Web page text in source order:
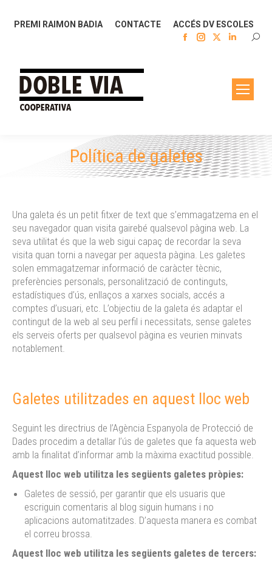
PREMI RAIMON BADIA CONTACTE ACCÉS DV ESCOLES
Facebook
Instagram
window
new
window
Linkedin
in
new
window
Política de galetes
You are here:
Una galeta és un petit fitxer de text que s’emmagatzema en el
seu navegador quan visita gairebé qualsevol pàgina web. La
seva utilitat és que la web sigui capaç de recordar la seva
visita quan torni a navegar per aquesta pàgina. Les galetes
solen emmagatzemar informació de caràcter tècnic,
preferències personals, personalització de continguts,
estadístiques d’ús, enllaços a xarxes socials, accés a
comptes d’usuari, etc. L’objectiu de la galeta és adaptar el
contingut de la web al seu perfil i necessitats, sense galetes
els serveis oferts per qualsevol pàgina es veurien minvats
notablement.
Galetes utilitzades en aquest lloc web
Seguint les directrius de l’Agència Espanyola de Protecció de
Dades procedim a detallar l’ús de galetes que fa aquesta web
amb la finalitat d’informar amb la màxima exactitud possible.
Aquest lloc web utilitza les següents galetes pròpies:
Galetes de sessió, per garantir que els usuaris que
escriguin comentaris al blog siguin humans i no
aplicacions automatitzades. D’aquesta manera es combat
el correu brossa.
Aquest lloc web utilitza les següents galetes de tercers: